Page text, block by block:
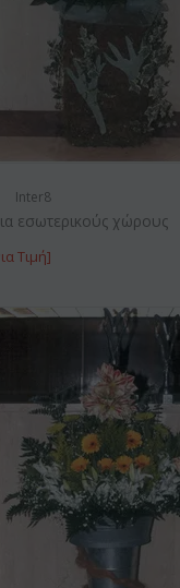
Inter8
εσωτερικούς χώρους
Τιμή]